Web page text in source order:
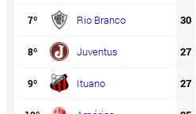
7º Rio Branco
8º Juventus
9º Ituano
30
27
27